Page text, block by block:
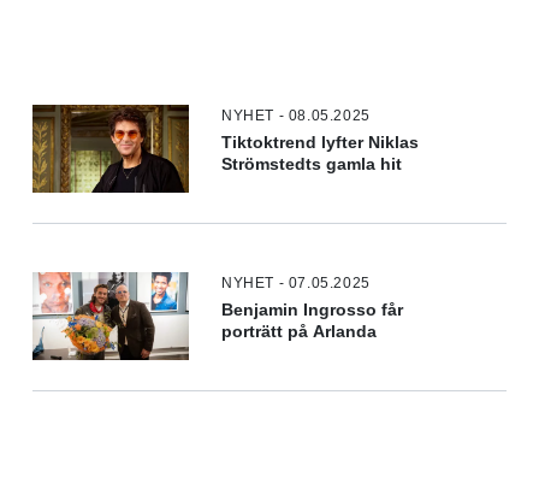
NYHET - 08.05.2025
Tiktoktrend lyfter Niklas
Strömstedts gamla hit
NYHET - 07.05.2025
Benjamin Ingrosso får
porträtt på Arlanda